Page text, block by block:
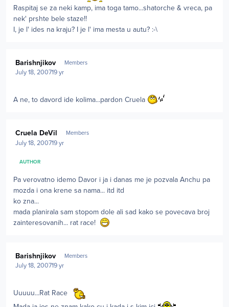
Raspitaj se za neki kamp, ima toga tamo...shatorche & vreca, pa
nek' prshte bele staze!!
I, je l' ides na kraju? I je l' ima mesta u autu? :-\
Barishnjikov Members
July 18, 200719 yr
A ne, to davord ide kolima...pardon Cruela
Cruela DeVil Members
July 18, 200719 yr
AUTHOR
Pa verovatno idemo Davor i ja i danas me je pozvala Anchu pa
mozda i ona krene sa nama... itd itd
ko zna...
mada planirala sam stopom dole ali sad kako se povecava broj
zainteresovanih... rat race!
Barishnjikov Members
July 18, 200719 yr
Uuuuu...Rat Race